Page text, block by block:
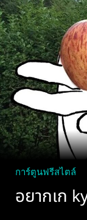
การ์ตูนฟรีสไตล์
อยากเก